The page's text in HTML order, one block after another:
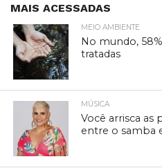
MAIS ACESSADAS
MEIO AMBIENTE
No mundo,
tratadas
MÚSICA
Você arrisca as
entre o samba